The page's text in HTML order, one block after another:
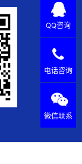
QQ咨询
电话咨询
微信联系